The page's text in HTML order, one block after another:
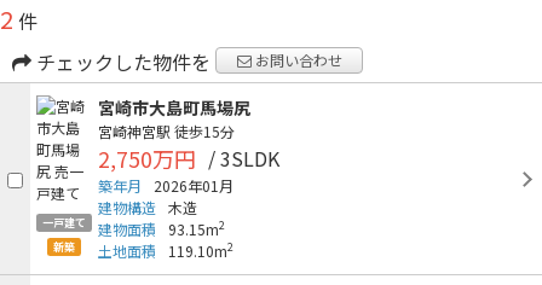
2 件
チェックした物件を
お問い合わせ
一戸建て
新築
宮崎市大島町馬場尻
宮崎神宮駅 徒歩15分
2,750万円 / 3SLDK
築年月
2026年01月
建物構造 木造
建物面積
93.15m2
土地面積 119.10m2